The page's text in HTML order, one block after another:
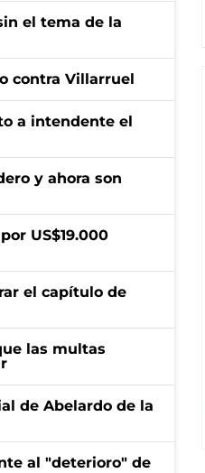
el tema de la
contra Villarruel
a intendente el
y ahora son
US$19.000
el capítulo de
las multas
de Abelardo de la
al "deterioro" de